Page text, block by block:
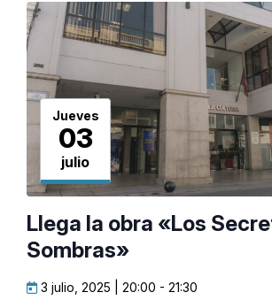
Jueves
03
julio
Llega la obra «Los
Sombras»
3 julio, 2025 | 20:00 - 21:30